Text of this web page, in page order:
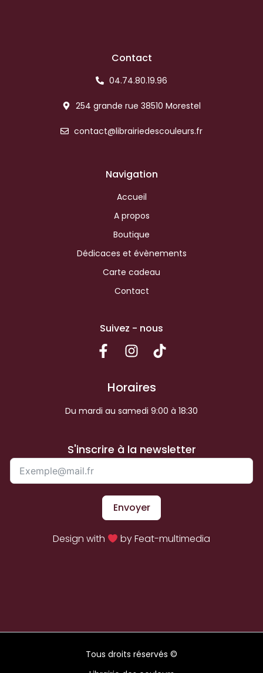
Contact
04.74.80.19.96
254 grande rue 38510 Morestel
contact@librairiedescouleurs.fr
Navigation
Accueil
A propos
Boutique
Dédicaces et évènements
Carte cadeau
Contact
Suivez - nous
Horaires
Du mardi au samedi 9:00 à 18:30
S'inscrire à la newsletter
Envoyer
Design with by Feat-multimedia
Tous droits réservés ©